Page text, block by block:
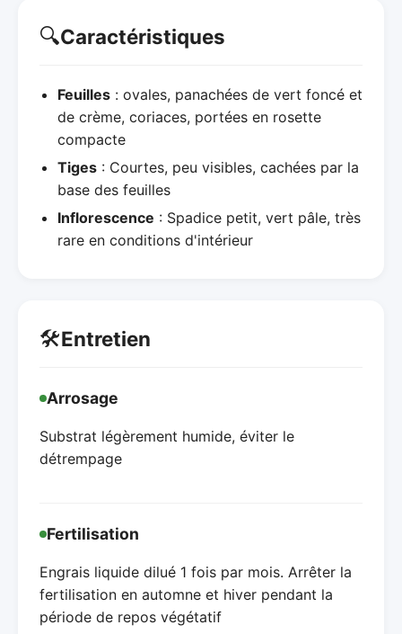
🔍Caractéristiques
Feuilles : ovales, panachées de vert foncé et
de crème, coriaces, portées en rosette
compacte
Tiges : Courtes, peu visibles, cachées par la
base des feuilles
Inflorescence : Spadice petit, vert pâle, très
rare en conditions d'intérieur
🛠️Entretien
Arrosage
Substrat légèrement humide, éviter le
détrempage
Fertilisation
Engrais liquide dilué 1 fois par mois. Arrêter la
fertilisation en automne et hiver pendant la
période de repos végétatif